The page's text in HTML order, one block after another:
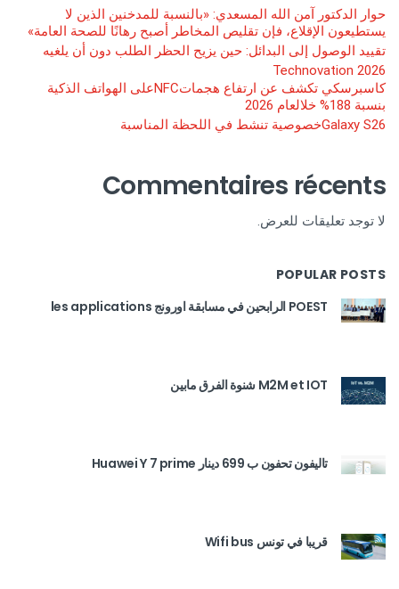
حوار الدكتور آمن الله المسعدي: «بالنسبة للمدخنين الذين لا
يستطيعون الإقلاع، فإن تقليص المخاطر أصبح رهانًا للصحة العامة»
تقييد الوصول إلى البدائل: حين يزيح الحظر الطلب دون أن يلغيه
Technovation 2026
كاسبرسكي تكشف عن ارتفاع هجماتNFCعلى الهواتف الذكية
بنسبة 188% خلالعام 2026
Galaxy S26خصوصية تنشط في اللحظة المناسبة
Commentaires récents
لا توجد تعليقات للعرض.
POPULAR POSTS
POEST الرابحين في مسابقة اورونج les applications
M2M et IOT شنوة الفرق مابين
تاليفون تحفون ب 699 دينار Huawei Y 7 prime
قريبا في تونس Wifi bus